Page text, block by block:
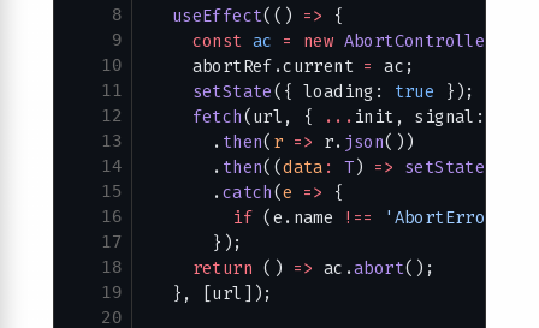
8
9
10
11
12
13
14
15
16
17
18
19
20
  useEffect
(() => {
    const
ac = new AbortController
    abortRef.current
= ac;
    setState
({ loading: true });
    fetch
(url, { ... init, signal:
      .
then( r => r. json())
      .
then((data : T) => setState
      .
catch(e => {
        if
(e.name !== 'AbortError'
      });
    return
() => ac.abort();
  }, [url]);